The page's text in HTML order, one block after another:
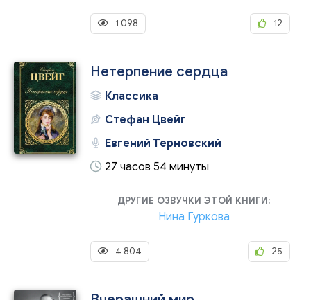
1 098 12
Нетерпение сердца
Классика
Стефан Цвейг
Евгений Терновский
27 часов 54 минуты
ДРУГИЕ ОЗВУЧКИ ЭТОЙ КНИГИ:
Нина Гуркова
4 804 25